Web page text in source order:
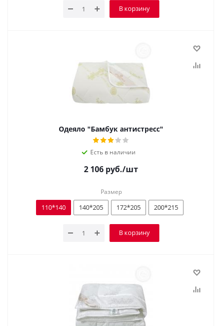
В корзину
Одеяло "Бамбук антистресс"
Есть в наличии
2 106 руб./шт
Размер
110*140 140*205 172*205 200*215
В корзину